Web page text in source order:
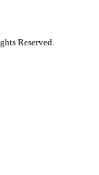
Reserved.